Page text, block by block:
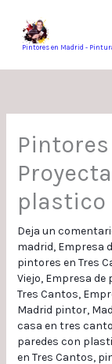
contenidoPintores en Madrid -
plastico
Deja un
madrid, Empresa
pintores en Tres
Viejo, Empresa de
Tres Cantos,
Madrid pintor,
casa en tres
paredes con
en Tres Cantos,